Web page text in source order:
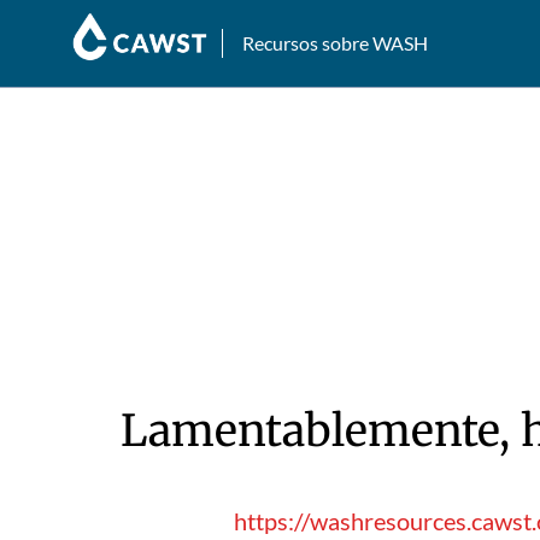
Recursos sobre WASH
Lamentablemente,
https://